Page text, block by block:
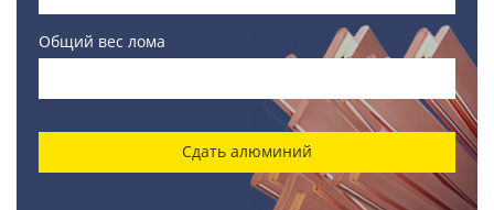
Общий вес лома
Сдать алюминий